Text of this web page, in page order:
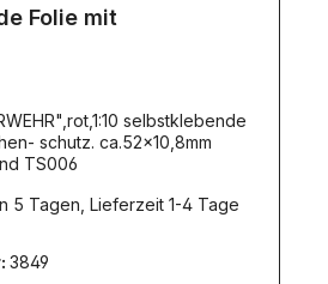
Folie mit
selbstklebende
schutz. ca.52x10,8mm
TS006
5 Tagen, Lieferzeit 1-4 Tage
3849